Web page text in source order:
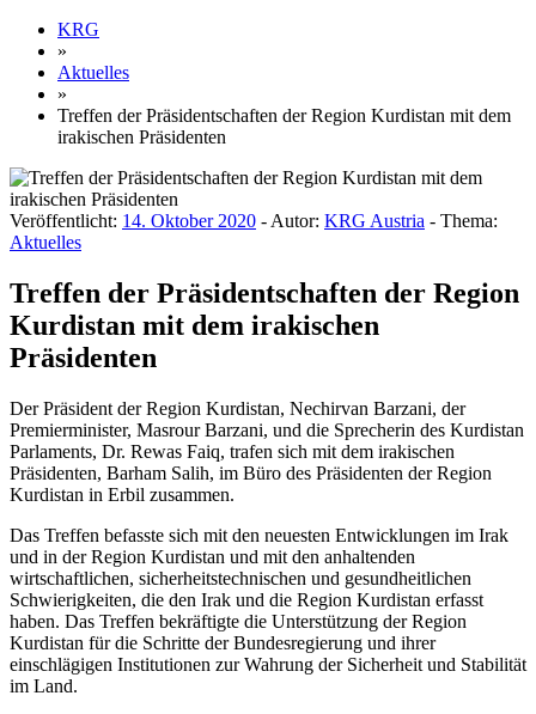
KRG
»
Aktuelles
»
Treffen der Präsidentschaften der Region Kurdistan mit dem
irakischen Präsidenten
Veröffentlicht: 14. Oktober 2020 - Autor: KRG Austria - Thema:
Aktuelles
Treffen der Präsidentschaften der Region
Kurdistan mit dem irakischen
Präsidenten
Der Präsident der Region Kurdistan, Nechirvan Barzani, der
Premierminister, Masrour Barzani, und die Sprecherin des Kurdistan
Parlaments, Dr. Rewas Faiq, trafen sich mit dem irakischen
Präsidenten, Barham Salih, im Büro des Präsidenten der Region
Kurdistan in Erbil zusammen.
Das Treffen befasste sich mit den neuesten Entwicklungen im Irak
und in der Region Kurdistan und mit den anhaltenden
wirtschaftlichen, sicherheitstechnischen und gesundheitlichen
Schwierigkeiten, die den Irak und die Region Kurdistan erfasst
haben. Das Treffen bekräftigte die Unterstützung der Region
Kurdistan für die Schritte der Bundesregierung und ihrer
einschlägigen Institutionen zur Wahrung der Sicherheit und Stabilität
im Land.